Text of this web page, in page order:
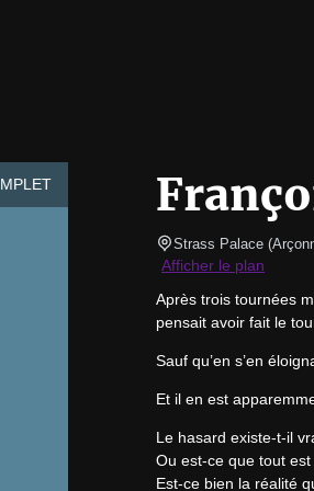
Strass Palace (
Afficher le plan
Après trois tournées
pensait avoir fait le
Sauf qu’en s’en
Et il en est
Le hasard existe-t-il
Ou est-ce que tout
Est-ce bien la réalité